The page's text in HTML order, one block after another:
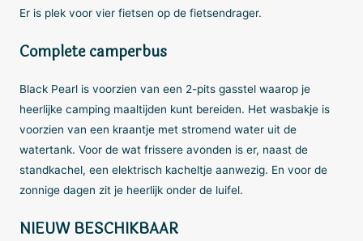
Er is plek voor vier fietsen op de fietsendrager.
Complete camperbus
Black Pearl is voorzien van een 2-pits gasstel waarop je
heerlijke camping maaltijden kunt bereiden. Het wasbakje is
voorzien van een kraantje met stromend water uit de
watertank. Voor de wat frissere avonden is er, naast de
standkachel, een elektrisch kacheltje aanwezig. En voor de
zonnige dagen zit je heerlijk onder de luifel.
NIEUW BESCHIKBAAR